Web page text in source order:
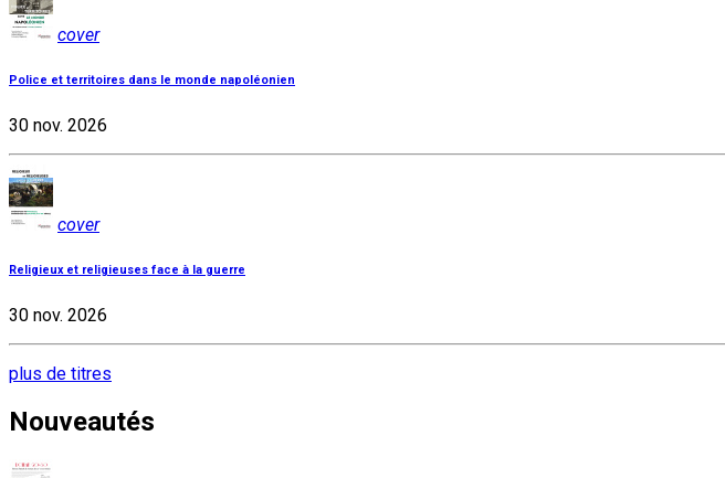
cover
Police et territoires dans le monde napoléonien
30 nov. 2026
cover
Religieux et religieuses face à la guerre
30 nov. 2026
plus de titres
Nouveautés